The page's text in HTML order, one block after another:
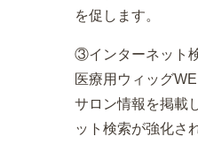
を促します。
③インターネット
医療用ウィッグ
サロン情報を掲載
ット検索が強化さ